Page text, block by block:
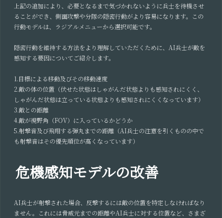
上記の追加により、必要となるまで気づかれないように兵士を待機させ
ることができ、側面攻撃や分隊の隠密行動がより容易になります。この
行動モデルは、ラジアルメニューから選択可能です。
隠密行動を維持する方法をより理解していただくために、AI兵士が敵を
感知する要因についてご紹介します。
1.目標による移動及びその移動速度
2.敵の体の位置（伏せた状態はしゃがんだ状態よりも感知されにくく、
しゃがんだ状態は立っている状態よりも感知されにくくなっています）
3.敵との距離
4.敵が視野角（FOV）に入っているかどうか
5.射撃音及び飛翔する弾丸までの距離（AI兵士の注意を引くものの中で
も射撃音はその優先順位が高くなっています）
危機感知モデルの改善
AI兵士が射撃された場合、反撃するには敵の位置を特定しなければなり
ません。これには脅威元までの距離やAI兵士に対する位置など、さまざ